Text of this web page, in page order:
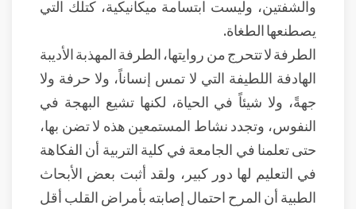
والشفتين، وليست ابتسامة ميكانيكية، كتلك التي
يصطنعها الطغاة.
الطرفة لا تتحرج من روايتها، الطرفة المهذبة الأديبة
الهادفة اللطيفة التي لا تمس إنساناً، ولا حرفة ولا
جهةً، ولا شيئاً في الحياة، لكنها تشيع البهجة في
النفوس، وتجدد نشاط المستمعين هذه لا تضن بها،
حتى تعلمنا في الجامعة في كلية التربية أن الفكاهة
في التعليم لها دور كبير، ولقد أثبت بعض الأبحاث
الطبية أن المرح احتمال إصابته بأمراض القلب أقل